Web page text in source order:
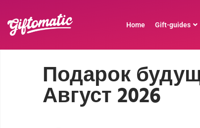
Home Gift-guides
Подарок
Август 2026